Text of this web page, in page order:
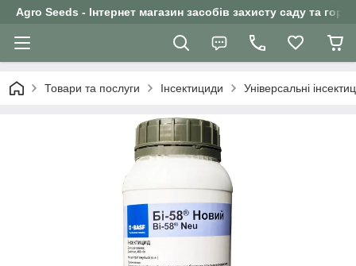
Agro Seeds - Інтернет магазин засобів захисту саду та
Товари та послуги Інсектициди Універсальні